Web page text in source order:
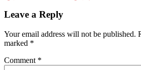
Leave a Reply
Your email address will not be published.
marked *
Comment *